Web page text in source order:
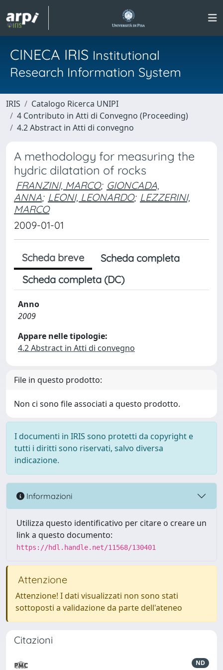
CINECA IRIS Institutional
Research Information System
IRIS
Catalogo Ricerca UNIPI
4 Contributo in Atti di Convegno (Proceeding)
4.2 Abstract in Atti di convegno
A methodology for measuring the
hydric dilatation of rocks
FRANZINI, MARCO; GIONCADA,
ANNA; LEONI, LEONARDO; LEZZERINI,
MARCO
2009-01-01
Scheda breve
Scheda completa
Scheda completa (DC)
Anno
2009
Appare nelle tipologie:
4.2 Abstract in Atti di convegno
File in questo prodotto:
Non ci sono file associati a questo prodotto.
I documenti in IRIS sono protetti da copyright e
tutti i diritti sono riservati, salvo diversa
indicazione.
Informazioni
Utilizza questo identificativo per citare o creare un
link a questo documento:
https://hdl.handle.net/11568/130401
Attenzione
Attenzione! I dati visualizzati non sono stati
sottoposti a validazione da parte dell'ateneo
Citazioni
ND